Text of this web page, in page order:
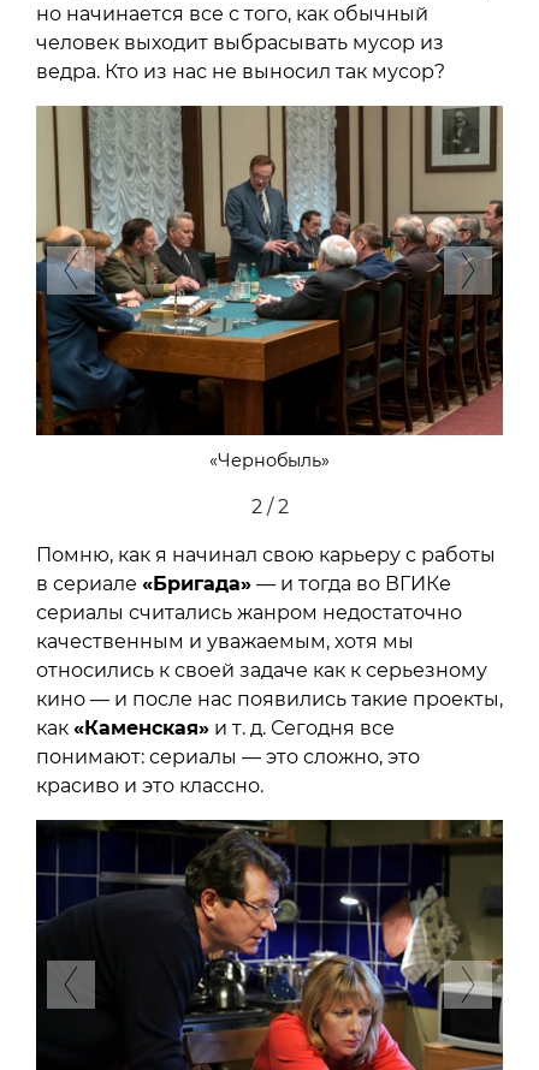
но начинается все с того, как обычный
человек выходит выбрасывать мусор из
ведра. Кто из нас не выносил так мусор?
«Чернобыль»
Previous Next
2 / 2
Помню, как я начинал свою карьеру с работы
в сериале «Бригада» — и тогда во ВГИКе
сериалы считались жанром недостаточно
качественным и уважаемым, хотя мы
относились к своей задаче как к серьезному
кино — и после нас появились такие проекты,
как «Каменская» и т. д. Сегодня все
понимают: сериалы — это сложно, это
красиво и это классно.
Next